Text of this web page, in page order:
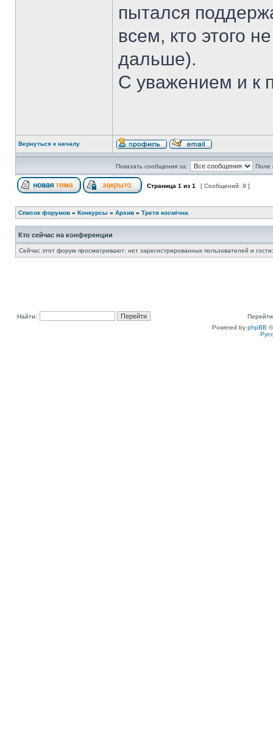
пытался
всем, кто этого
дальше).
С уважением и к
Вернуться к началу
Показать сообщения за: Поле
Страница 1 из 1 [ Сообщений: 9 ]
Список форумов » Конкурсы » Архив » Третя космічна
Кто сейчас на конференции
Сейчас этот форум просматривают: нет зарегистрированных пользователей и
Найти:
Powered by phpBB